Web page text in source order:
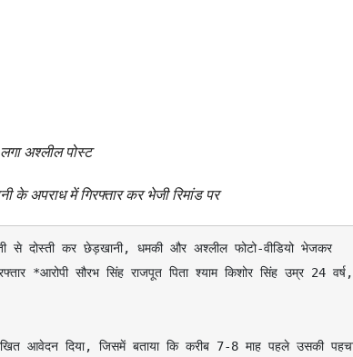
अश्लील पोस्ट
के अपराध में गिरफ्तार कर भेजी रिमांड पर
*आरोपी सौरभ सिंह राजपूत पिता श्याम किशोर सिंह उम्र 24 वर्ष,